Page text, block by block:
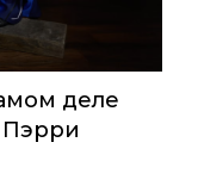
деле
Пэрри